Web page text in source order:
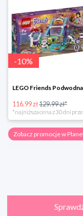
-10%
116.99 zł129.99 zł*
Zobacz promocje w